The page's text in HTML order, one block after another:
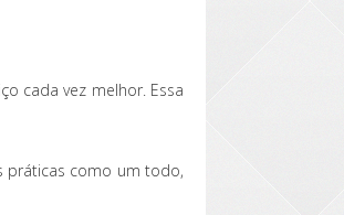
cada vez melhor. Essa
práticas como um todo,